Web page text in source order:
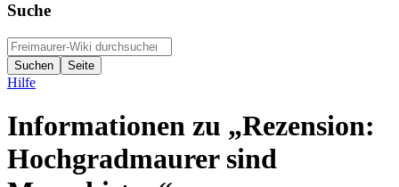
Suche
Hilfe
Informationen zu „Rezension:
Hochgradmaurer sind